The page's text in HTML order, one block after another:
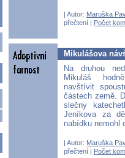
| Autor: Maruška
přečtení | Počet
Mikulášova
Na druhou
Mikuláš
navštívit
částech země.
slečny
Jeníkova za
nabídku nemohl
| Autor: Maruška
přečtení | Počet